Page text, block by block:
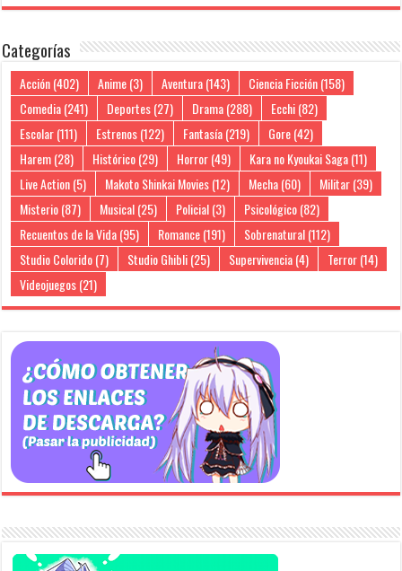
Categorías
Acción(402) Anime(3) Aventura(143) Ciencia Ficción(158)
Comedia(241) Deportes(27) Drama(288) Ecchi(82)
Escolar(111) Estrenos(122) Fantasía(219) Gore(42)
Harem(28) Histórico(29) Horror(49) Kara no Kyoukai Saga(11)
Live Action(5) Makoto Shinkai Movies(12) Mecha(60) Militar(39)
Misterio(87) Musical(25) Policial(3) Psicológico(82)
Recuentos de la Vida(95) Romance(191) Sobrenatural(112)
Studio Colorido(7) Studio Ghibli(25) Supervivencia(4) Terror(14)
Videojuegos(21)